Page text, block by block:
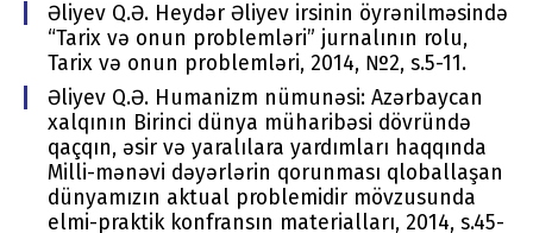
Əliyev Q.Ə. Heydər Əliyev irsinin öyrənilməsində
“Tarix və onun problemləri” jurnalının rolu,
Tariх və оnun prоblеmləri, 2014, №2, s.5-11.
Əliyev Q.Ə. Humanizm nümunəsi: Azərbaycan
xalqının Birinci dünya müharibəsi dövründə
qaçqın, əsir və yaralılara yardımları haqqında
Milli-mənəvi dəyərlərin qorunması qloballaşan
dünyamızın aktual problemidir mövzusunda
elmi-praktik konfransın materialları, 2014, s.45-